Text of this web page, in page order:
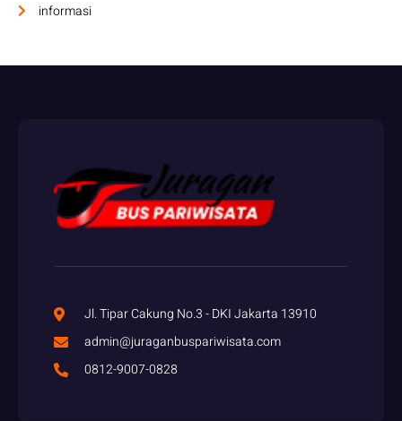
informasi
Jl. Tipar Cakung No.3 - DKI Jakarta 13910
admin@juraganbuspariwisata.com
0812-9007-0828